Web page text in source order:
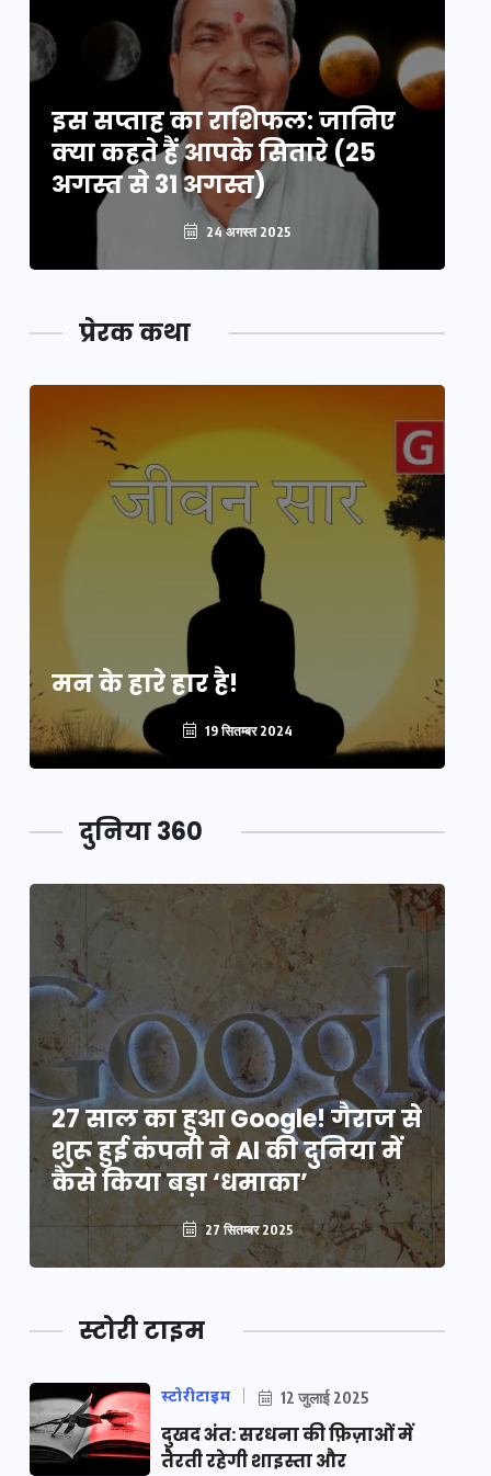
इस सप्ताह का राशिफल: जानिए
क्या कहते हैं आपके सितारे (25
अगस्त से 31 अगस्त)
24 अगस्त 2025
प्रेरक कथा
मन के हारे हार है!
19 सितम्बर 2024
दुनिया 360
27 साल का हुआ Google! गैराज से
शुरू हुई कंपनी ने AI की दुनिया में
कैसे किया बड़ा ‘धमाका’
27 सितम्बर 2025
स्टोरी टाइम
स्टोरीटाइम 12 जुलाई 2025
दुखद अंत: सरधना की फ़िज़ाओं में
तैरती रहेगी शाइस्ता और